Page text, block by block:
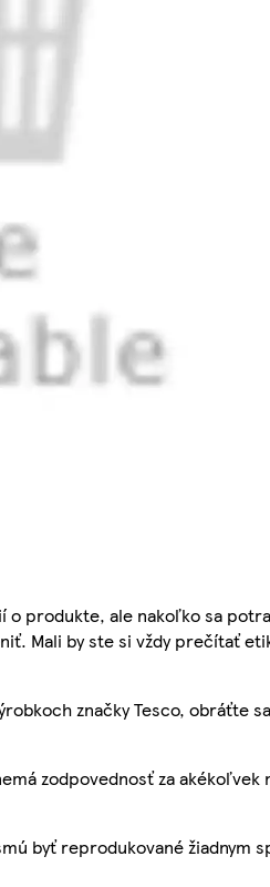
produkte, ale nakoľko sa
Mali by ste si vždy prečítať
značky Tesco, obráťte
zodpovednosť za
byť reprodukované žiadnym